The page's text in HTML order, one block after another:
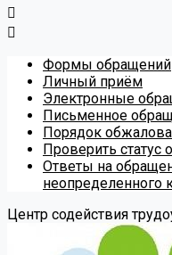
Формы обращений
Личный приём
Электронные
Письменное
Порядок
Проверить статус
Ответы на
неопределенного
Центр содействия